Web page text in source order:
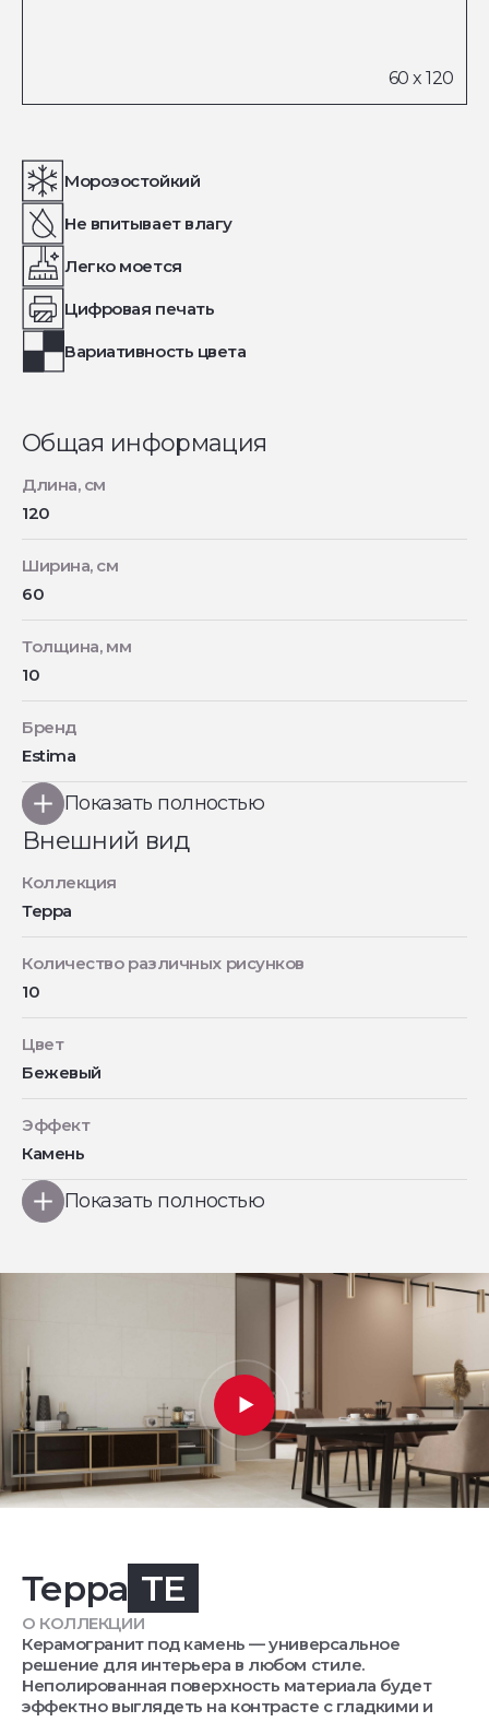
Морозостойкий
Не впитывает влагу
Легко моется
Цифровая печать
Вариативность цвета
Общая информация
Длина, см
120
Ширина, см
60
Толщина, мм
10
Бренд
Estima
Показать полностью
Внешний вид
Коллекция
Терра
Количество различных рисунков
10
Цвет
Бежевый
Эффект
Камень
Показать полностью
Терра TE
О КОЛЛЕКЦИИ
Керамогранит под камень — универсальное
решение для интерьера в любом стиле.
Неполированная поверхность материала будет
эффектно выглядеть на контрасте с гладкими и